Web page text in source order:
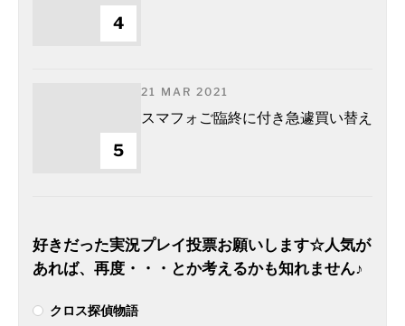
4
5
21 MAR 2021
スマフォご臨終に付き急遽買い替え
好きだった実況プレイ投票お願いします☆人気が
あれば、再度・・・とか考えるかも知れません♪
クロス探偵物語